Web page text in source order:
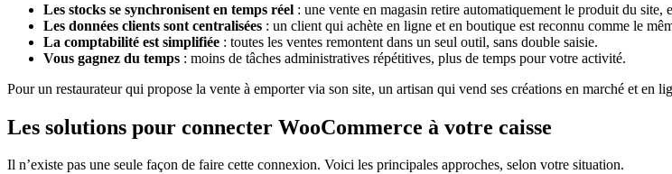
Les stocks se synchronisent en temps réel : une vente en magasin retire automatiquement le produit du site,
Les données clients sont centralisées : un client qui achète en ligne et en boutique est reconnu comme le
La comptabilité est simplifiée : toutes les ventes remontent dans un seul outil, sans double saisie.
Vous gagnez du temps : moins de tâches administratives répétitives, plus de temps pour votre activité.
Pour un restaurateur qui propose la vente à emporter via son site, un artisan qui vend ses créations en marché et en
Les solutions pour connecter WooCommerce à votre caisse
Il n’existe pas une seule façon de faire cette connexion. Voici les principales approches, selon votre situation.